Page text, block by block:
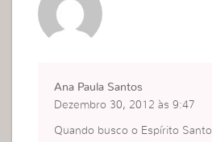
Ana Paula Santos
Dezembro 30, 2012 às 9:47
Quando busco o Espírito